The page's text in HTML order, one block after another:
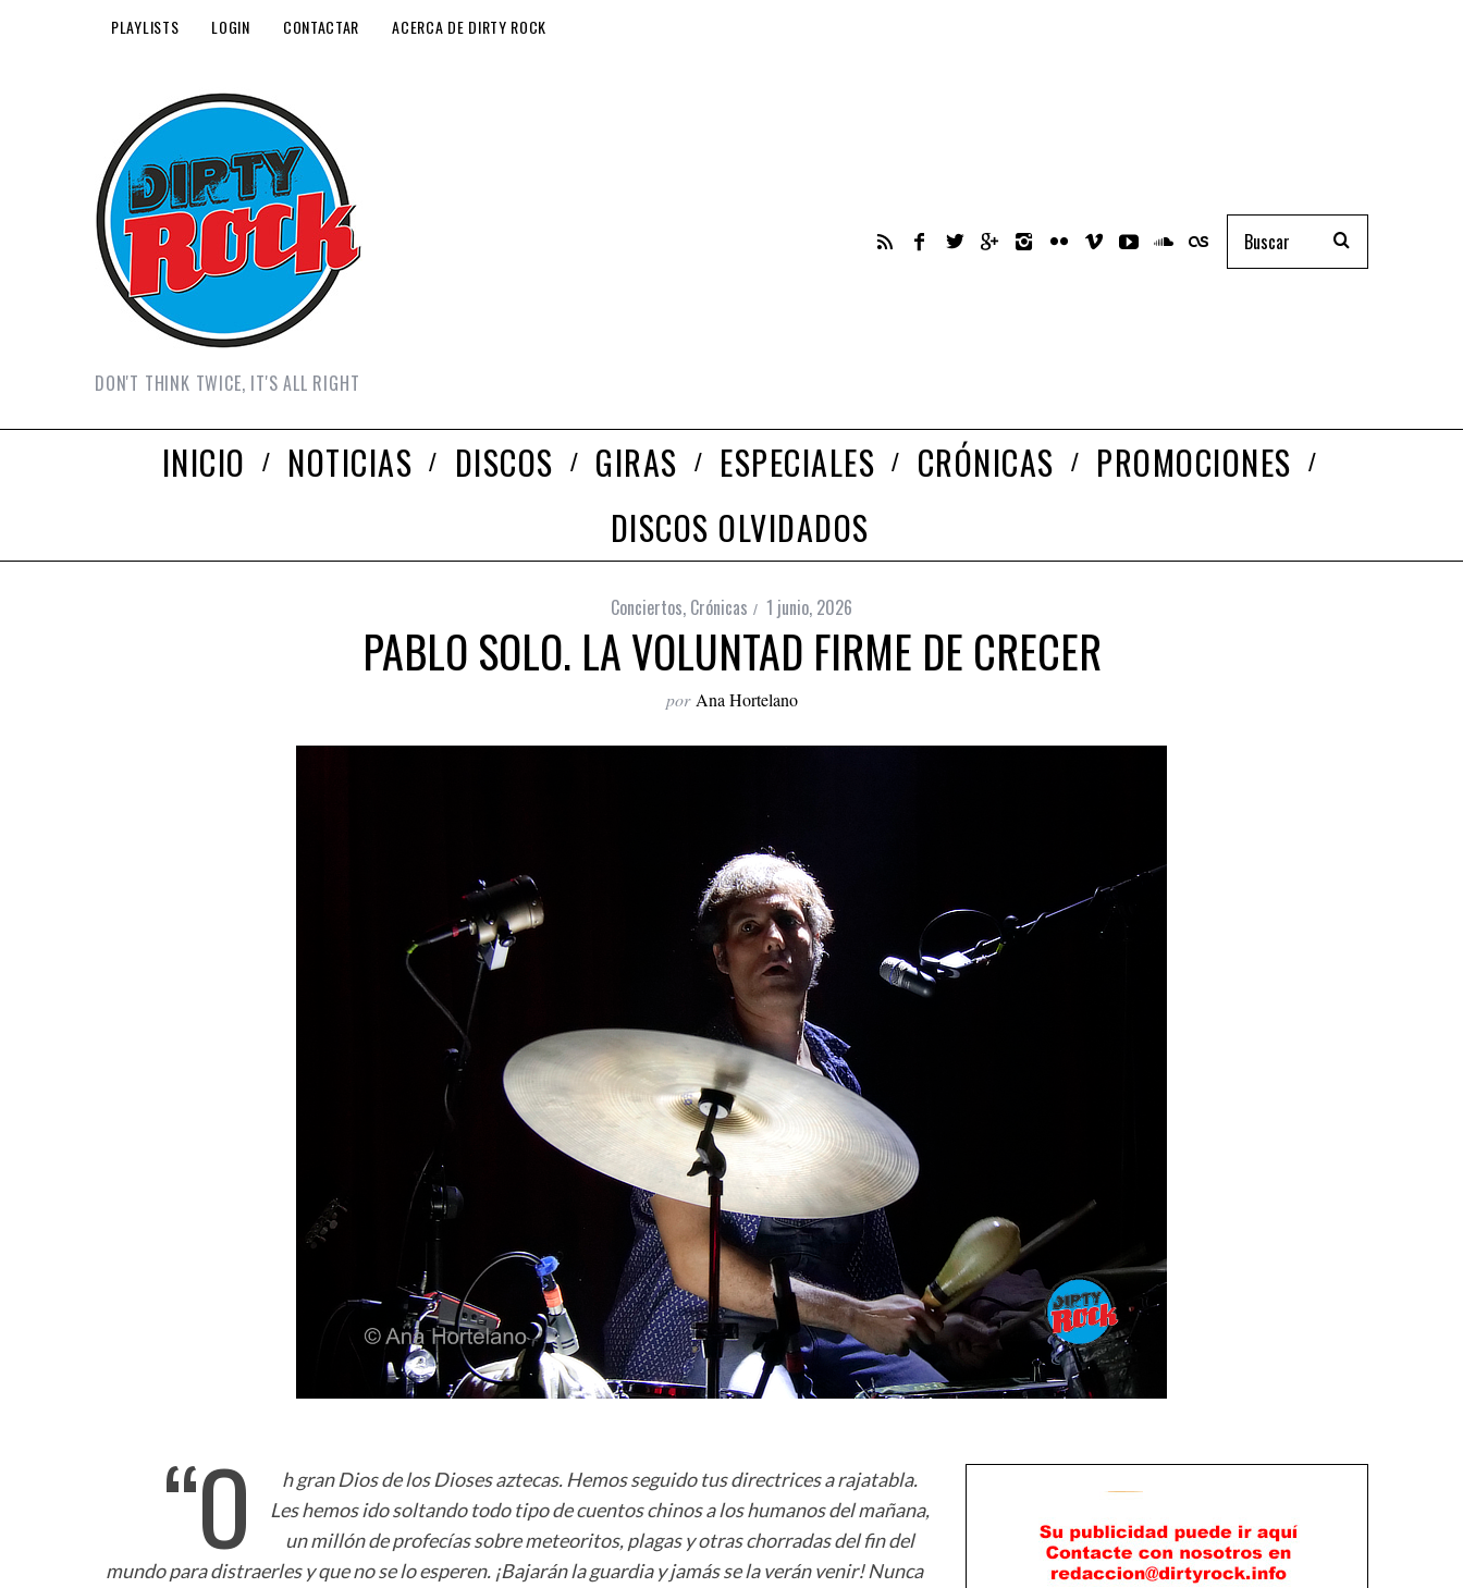
PLAYLISTS LOGIN CONTACTAR ACERCA DE DIRTY ROCK
DON'T THINK TWICE, IT'S ALL RIGHT
INICIO NOTICIAS DISCOS GIRAS ESPECIALES CRÓNICAS
PROMOCIONES
DISCOS OLVIDADOS
Conciertos, Crónicas 1 junio, 2026
PABLO SOLO. LA VOLUNTAD FIRME DE CRECER
por Ana Hortelano
“O
h gran Dios de los Dioses aztecas. Hemos seguido tus directrices a rajatabla.
Les hemos ido soltando todo tipo de cuentos chinos a los humanos del mañana,
un millón de profecías sobre meteoritos, plagas y otras chorradas del fin del
mundo para distraerles y que no se lo esperen. ¡Bajarán la guardia y jamás se la verán venir! Nunca